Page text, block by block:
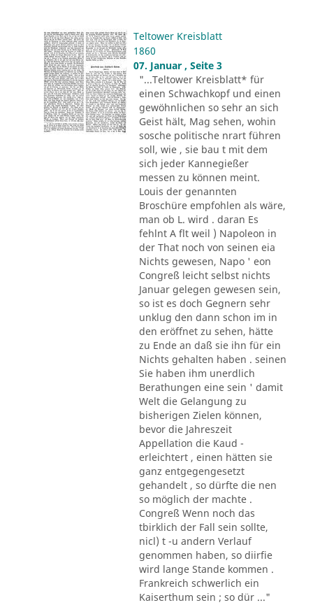
Teltower Kreisblatt
1860
07. Januar , Seite 3
"...Teltower Kreisblatt* für
einen Schwachkopf und einen
gewöhnlichen so sehr an sich
Geist hält, Mag sehen, wohin
sosche politische nrart führen
soll, wie , sie bau t mit dem
sich jeder Kannegießer
messen zu können meint.
Louis der genannten
Broschüre empfohlen als wäre,
man ob L. wird . daran Es
fehlnt A flt weil ) Napoleon in
der That noch von seinen eia
Nichts gewesen, Napo ' eon
Congreß leicht selbst nichts
Januar gelegen gewesen sein,
so ist es doch Gegnern sehr
unklug den dann schon im in
den eröffnet zu sehen, hätte
zu Ende an daß sie ihn für ein
Nichts gehalten haben . seinen
Sie haben ihm unerdlich
Berathungen eine sein ' damit
Welt die Gelangung zu
bisherigen Zielen können,
bevor die Jahreszeit
Appellation die Kaud -
erleichtert , einen hätten sie
ganz entgegengesetzt
gehandelt , so dürfte die nen
so möglich der machte .
Congreß Wenn noch das
tbirklich der Fall sein sollte,
nicl) t -u andern Verlauf
genommen haben, so diirfie
wird lange Stande kommen .
Frankreich schwerlich ein
Kaiserthum sein ; so dür ..."